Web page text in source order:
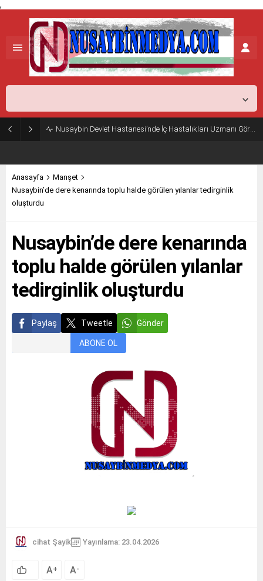
,
Nusaybin Devlet Hastanesi’nde İç Hastalıkları Uzmanı Göreve Başladı
Anasayfa
Manşet
Nusaybin’de dere kenarında toplu halde görülen yılanlar tedirginlik
oluşturdu
Nusaybin’de dere kenarında
toplu halde görülen yılanlar
tedirginlik oluşturdu
Paylaş Tweetle Gönder
ABONE OL
cihat Şayik Yayınlama: 23.04.2026
A+ A-